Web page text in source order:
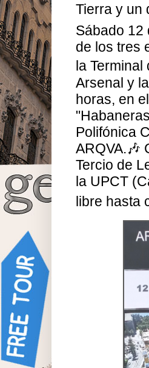
Tierra y
Sábado 12
de los tres
la
Arsenal y
horas, en
Polifónica
ARQVA.🎶
Tercio de
la UPCT
libre hasta